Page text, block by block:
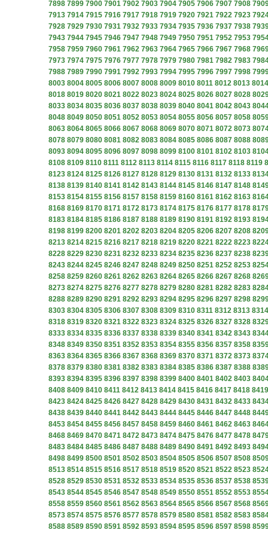
7898 7899 7900 7901 7902 7903 7904 7905 7906 7907 7908
7913 7914 7915 7916 7917 7918 7919 7920 7921 7922 7923
7928 7929 7930 7931 7932 7933 7934 7935 7936 7937 7938
7943 7944 7945 7946 7947 7948 7949 7950 7951 7952 7953
7958 7959 7960 7961 7962 7963 7964 7965 7966 7967 7968
7973 7974 7975 7976 7977 7978 7979 7980 7981 7982 7983
7988 7989 7990 7991 7992 7993 7994 7995 7996 7997 7998
8003 8004 8005 8006 8007 8008 8009 8010 8011 8012 8013 8014
8018 8019 8020 8021 8022 8023 8024 8025 8026 8027 8028
8033 8034 8035 8036 8037 8038 8039 8040 8041 8042 8043
8048 8049 8050 8051 8052 8053 8054 8055 8056 8057 8058
8063 8064 8065 8066 8067 8068 8069 8070 8071 8072 8073
8078 8079 8080 8081 8082 8083 8084 8085 8086 8087 8088
8093 8094 8095 8096 8097 8098 8099 8100 8101 8102 8103
8108 8109 8110 8111 8112 8113 8114 8115 8116 8117 8118 8119
8123 8124 8125 8126 8127 8128 8129 8130 8131 8132 8133
8138 8139 8140 8141 8142 8143 8144 8145 8146 8147 8148
8153 8154 8155 8156 8157 8158 8159 8160 8161 8162 8163
8168 8169 8170 8171 8172 8173 8174 8175 8176 8177 8178
8183 8184 8185 8186 8187 8188 8189 8190 8191 8192 8193
8198 8199 8200 8201 8202 8203 8204 8205 8206 8207 8208
8213 8214 8215 8216 8217 8218 8219 8220 8221 8222 8223
8228 8229 8230 8231 8232 8233 8234 8235 8236 8237 8238
8243 8244 8245 8246 8247 8248 8249 8250 8251 8252 8253
8258 8259 8260 8261 8262 8263 8264 8265 8266 8267 8268
8273 8274 8275 8276 8277 8278 8279 8280 8281 8282 8283
8288 8289 8290 8291 8292 8293 8294 8295 8296 8297 8298
8303 8304 8305 8306 8307 8308 8309 8310 8311 8312 8313 8314
8318 8319 8320 8321 8322 8323 8324 8325 8326 8327 8328
8333 8334 8335 8336 8337 8338 8339 8340 8341 8342 8343
8348 8349 8350 8351 8352 8353 8354 8355 8356 8357 8358
8363 8364 8365 8366 8367 8368 8369 8370 8371 8372 8373
8378 8379 8380 8381 8382 8383 8384 8385 8386 8387 8388
8393 8394 8395 8396 8397 8398 8399 8400 8401 8402 8403
8408 8409 8410 8411 8412 8413 8414 8415 8416 8417 8418 8419
8423 8424 8425 8426 8427 8428 8429 8430 8431 8432 8433
8438 8439 8440 8441 8442 8443 8444 8445 8446 8447 8448
8453 8454 8455 8456 8457 8458 8459 8460 8461 8462 8463
8468 8469 8470 8471 8472 8473 8474 8475 8476 8477 8478
8483 8484 8485 8486 8487 8488 8489 8490 8491 8492 8493
8498 8499 8500 8501 8502 8503 8504 8505 8506 8507 8508
8513 8514 8515 8516 8517 8518 8519 8520 8521 8522 8523
8528 8529 8530 8531 8532 8533 8534 8535 8536 8537 8538
8543 8544 8545 8546 8547 8548 8549 8550 8551 8552 8553
8558 8559 8560 8561 8562 8563 8564 8565 8566 8567 8568
8573 8574 8575 8576 8577 8578 8579 8580 8581 8582 8583
8588 8589 8590 8591 8592 8593 8594 8595 8596 8597 8598